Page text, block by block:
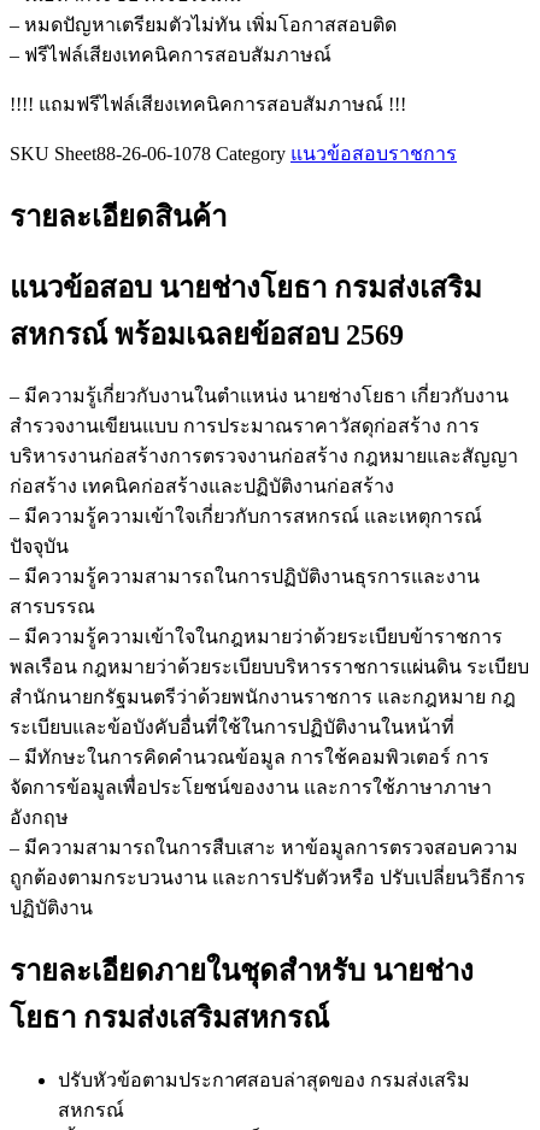
ส่ง
เสริม
ชิ้น
– หมดปัญหาเตรียมตัวไม่ทัน เพิ่มโอกาสสอบติด
– ฟรีไฟล์เสียงเทคนิคการสอบสัมภาษณ์
!!!! แถมฟรีไฟล์เสียงเทคนิคการสอบสัมภาษณ์ !!!
SKU Sheet88-26-06-1078 Category แนวข้อสอบราชการ
รายละเอียดสินค้า
แนวข้อสอบ นายช่างโยธา กรมส่งเสริม
สหกรณ์พร้อมเฉลยข้อสอบ 2569
– มีความรู้เกี่ยวกับงานในตำแหน่ง นายช่างโยธา เกี่ยวกับงาน
สำรวจงานเขียนแบบ การประมาณราคาวัสดุก่อสร้าง การ
บริหารงานก่อสร้างการตรวจงานก่อสร้าง กฎหมายและสัญญา
ก่อสร้าง เทคนิคก่อสร้างและปฏิบัติงานก่อสร้าง
– มีความรู้ความเข้าใจเกี่ยวกับการสหกรณ์ และเหตุการณ์
ปัจจุบัน
– มีความรู้ความสามารถในการปฏิบัติงานธุรการและงาน
สารบรรณ
– มีความรู้ความเข้าใจในกฎหมายว่าด้วยระเบียบข้าราชการ
พลเรือน กฎหมายว่าด้วยระเบียบบริหารราชการแผ่นดิน ระเบียบ
สำนักนายกรัฐมนตรีว่าด้วยพนักงานราชการ และกฎหมาย กฎ
ระเบียบและข้อบังคับอื่นที่ใช้ในการปฏิบัติงานในหน้าที่
– มีทักษะในการคิดคำนวณข้อมูล การใช้คอมพิวเตอร์ การ
จัดการข้อมูลเพื่อประโยชน์ของงาน และการใช้ภาษาภาษา
อังกฤษ
– มีความสามารถในการสืบเสาะ หาข้อมูลการตรวจสอบความ
ถูกต้องตามกระบวนงาน และการปรับตัวหรือ ปรับเปลี่ยนวิธีการ
ปฏิบัติงาน
รายละเอียดภายในชุดสำหรับ นายช่าง
โยธา กรมส่งเสริมสหกรณ์
ปรับหัวข้อตามประกาศสอบล่าสุดของ กรมส่งเสริม
สหกรณ์